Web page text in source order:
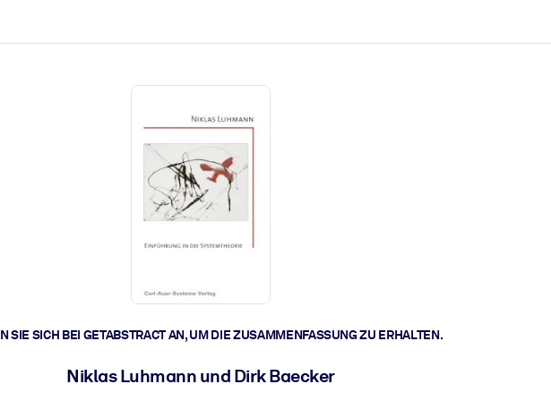
SIE SICH BEI GETABSTRACT AN, UM DIE ZUSAMMENFASSUNG ZU ERHALTEN.
Niklas Luhmann und Dirk Baecker